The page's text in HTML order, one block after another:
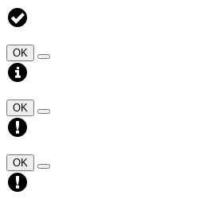
OK
OK
OK